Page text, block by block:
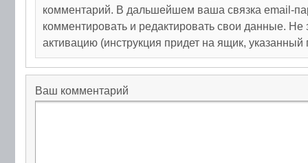
комментарий. В дальшейшем ваша связка email-
комментировать и редактировать свои данные. Не
активацию (инструкция придет на ящик, указанный
Ваш комментарий